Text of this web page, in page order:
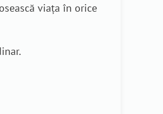
viața în orice